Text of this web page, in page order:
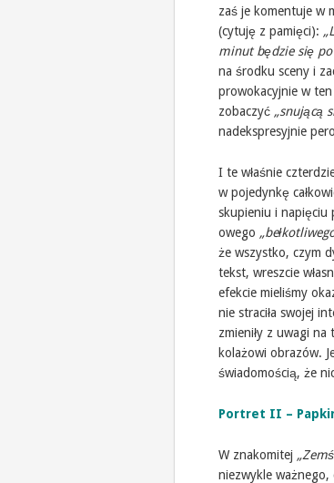
zaś je komentuje w
(cytuję z pamięci):
minut będzie się po
na środku sceny i
prowokacyjnie w
zobaczyć „snującą
nadekspresyjnie
I te właśnie
w pojedynkę
skupieniu i napięciu
owego
że wszystko, czym
tekst, wreszcie
efekcie mieliśmy
nie straciła swojej
zmieniły z uwagi
kolażowi obrazów.
świadomością, że
Portret II –
W znakomitej
niezwykle ważnego,